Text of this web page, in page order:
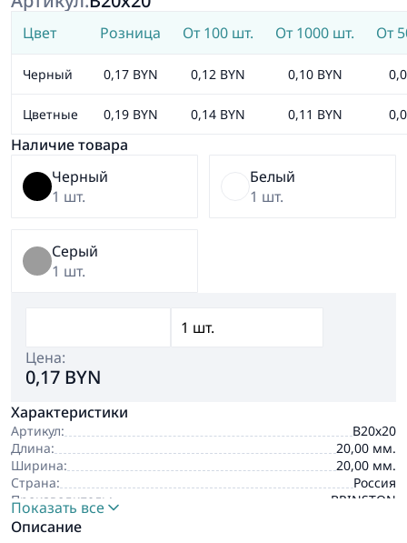
Цвет Розница От 100 шт. От 1000 шт. От
Черный 0,17 BYN 0,12 BYN 0,10 BYN
Цветные 0,19 BYN 0,14 BYN 0,11 BYN
Наличие товара
Черный
1 шт.
Белый
1 шт.
Серый
1 шт.
Цена:
0,17 BYN
Характеристики
Артикул:
В20х20
Длина:
20,00 мм.
Ширина:
20,00 мм.
Страна:
Россия
Производитель:
BRINSTON
Показать все
Описание